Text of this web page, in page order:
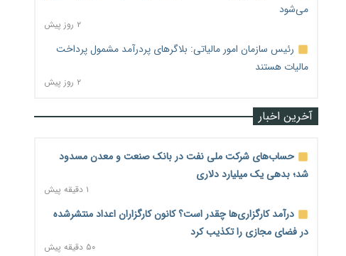
می‌شود
۲ روز پیش
رئیس سازمان امور مالیاتی: بلاگرهای پردرآمد مشمول پرداخت
مالیات هستند
۲ روز پیش
آخرین اخبار
حساب‌های شرکت ملی نفت در بانک صنعت و معدن مسدود
شد؛ بدهی یک میلیارد دلاری
۱ دقیقه پیش
درآمد کارگزاری‌ها چقدر است؟ کانون کارگزاران اعداد منتشرشده
در فضای مجازی را تکذیب کرد
۵۰ دقیقه پیش